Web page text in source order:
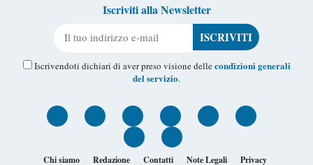
Iscriviti alla Newsletter
Iscrivendoti dichiari di aver preso visione dellecondizioni generali
del servizio.
Chi siamo Redazione Contatti Note Legali Privacy